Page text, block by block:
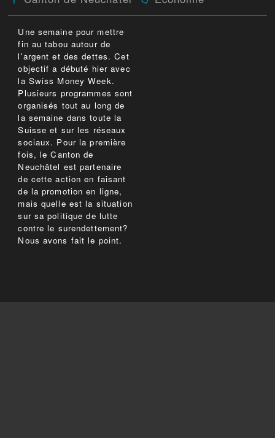
Une semaine pour mettre
fin au tabou autour de
l'argent et des dettes. Cet
objectif a débuté hier avec
la Swiss Money Week.
Plusieurs programmes sont
organisés tout au long de
la semaine dans toute la
Suisse et sur les réseaux
sociaux. Pour la première
fois, le Canton de
Neuchâtel est partenaire
de cette action en faisant
de la promotion en ligne,
mais quelle est la situation
sur sa politique de lutte
contre le surendettement?
Nous avons fait le point.